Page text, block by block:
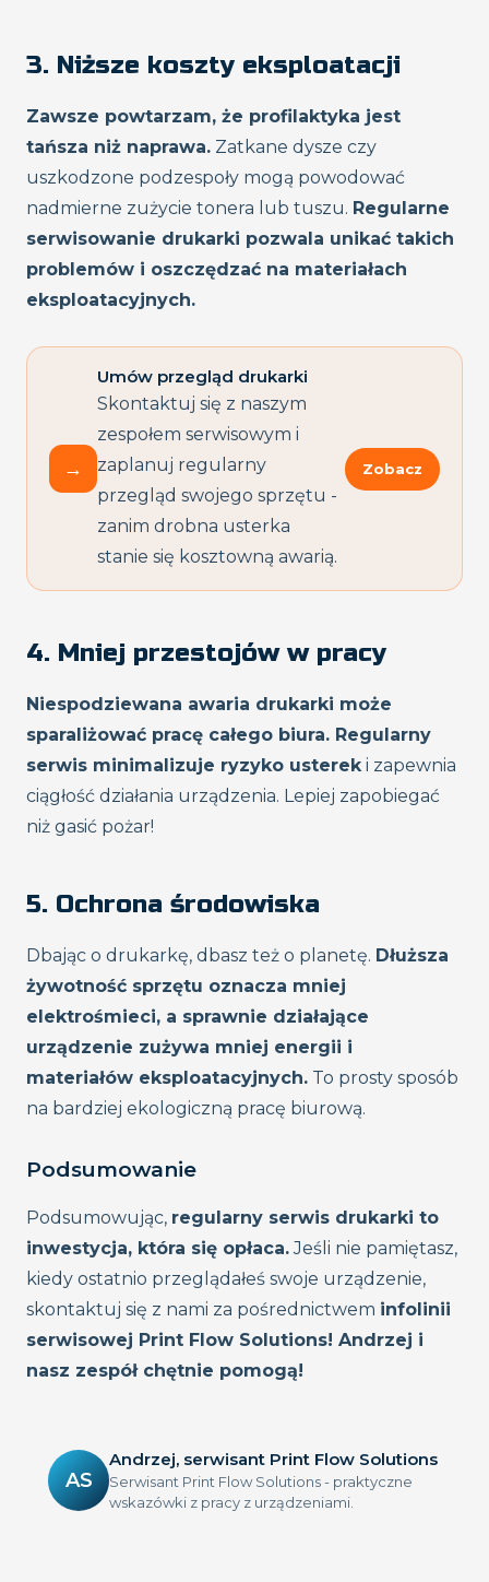
3. Niższe koszty eksploatacji
Zawsze powtarzam, że profilaktyka jest
tańsza niż naprawa. Zatkane dysze czy
uszkodzone podzespoły mogą powodować
nadmierne zużycie tonera lub tuszu. Regularne
serwisowanie drukarki pozwala unikać takich
problemów i oszczędzać na materiałach
eksploatacyjnych.
→
Umów przegląd drukarki
Skontaktuj się z naszym
zespołem serwisowym i
zaplanuj regularny
przegląd swojego sprzętu -
zanim drobna usterka
stanie się kosztowną awarią.
Zobacz
4. Mniej przestojów w pracy
Niespodziewana awaria drukarki może
sparaliżować pracę całego biura. Regularny
serwis minimalizuje ryzyko ustereki zapewnia
ciągłość działania urządzenia. Lepiej zapobiegać
niż gasić pożar!
5. Ochrona środowiska
Dbając o drukarkę, dbasz też o planetę. Dłuższa
żywotność sprzętu oznacza mniej
elektrośmieci, a sprawnie działające
urządzenie zużywa mniej energii i
materiałów eksploatacyjnych. To prosty sposób
na bardziej ekologiczną pracę biurową.
Podsumowanie
Podsumowując, regularny serwis drukarki to
inwestycja, która się opłaca.Jeśli nie pamiętasz,
kiedy ostatnio przeglądałeś swoje urządzenie,
skontaktuj się z nami za pośrednictwem infolinii
serwisowej Print Flow Solutions! Andrzej i
nasz zespół chętnie pomogą!
AS
Andrzej, serwisant Print Flow Solutions
Serwisant Print Flow Solutions - praktyczne
wskazówki z pracy z urządzeniami.